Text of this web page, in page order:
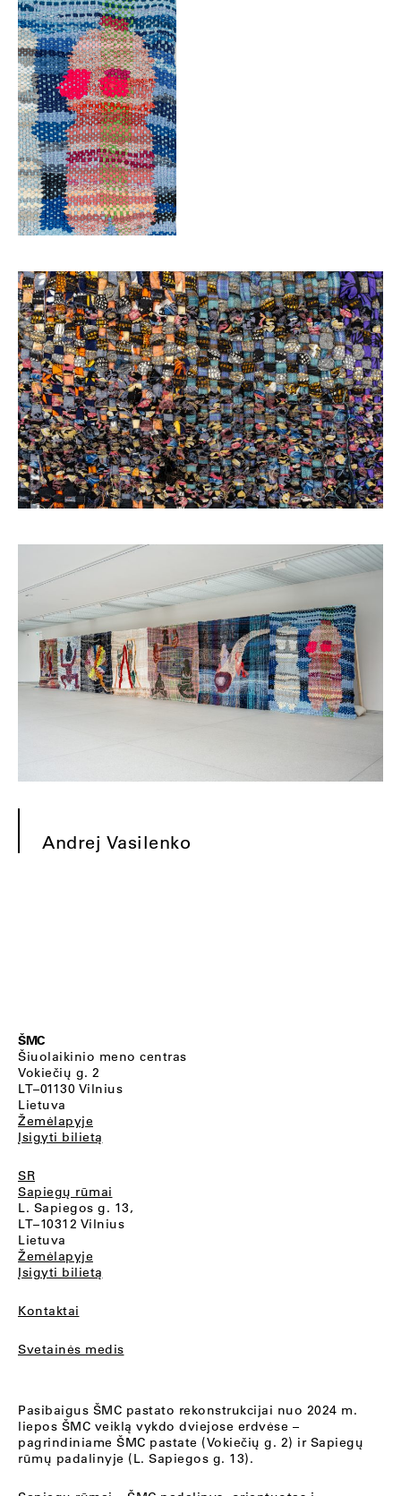
Andrej Vasilenko
ŠMC
Šiuolaikinio meno centras
Vokiečių g. 2
LT–01130 Vilnius
Lietuva
Žemėlapyje
Įsigyti bilietą
SR
Sapiegų rūmai
L. Sapiegos g. 13,
LT–10312 Vilnius
Lietuva
Žemėlapyje
Įsigyti bilietą
Kontaktai
Svetainės medis
Pasibaigus ŠMC pastato rekonstrukcijai nuo 2024 m.
liepos ŠMC veiklą vykdo dviejose erdvėse –
pagrindiniame ŠMC pastate (Vokiečių g. 2) ir Sapiegų
rūmų padalinyje (L. Sapiegos g. 13).